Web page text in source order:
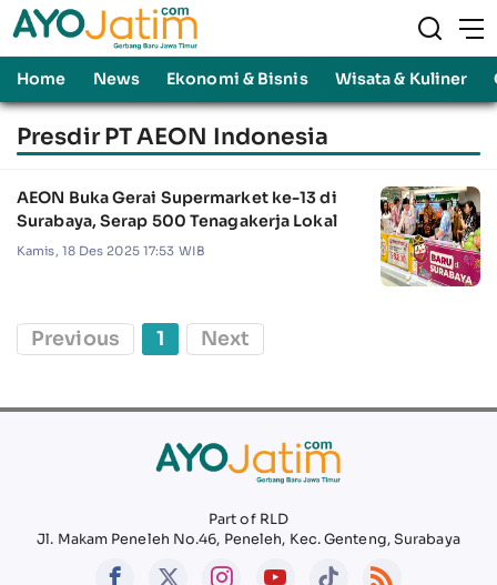
Home News Ekonomi & Bisnis Wisata & Kuliner
Presdir PT AEON Indonesia
AEON Buka Gerai Supermarket ke-13 di
Surabaya, Serap 500 Tenagakerja Lokal
Kamis, 18 Des 2025 17:53 WIB
Previous 1 Next
Part of RLD
Jl. Makam Peneleh No.46, Peneleh, Kec. Genteng, Surabaya